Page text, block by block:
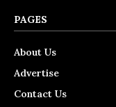
PAGES
About Us
Advertise
Contact Us